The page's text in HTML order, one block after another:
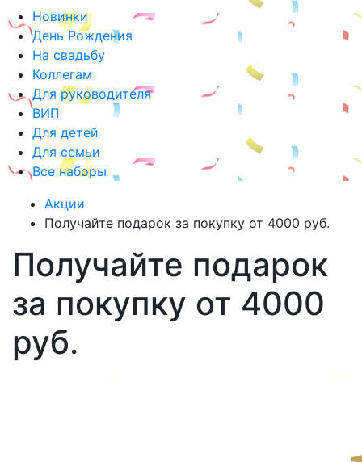
Новинки
День Рождения
На свадьбу
Коллегам
Для руководителя
ВИП
Для детей
Для семьи
Все наборы
Акции
Получайте подарок за покупку от 4000 руб.
Получайте подарок
за покупку от 4000
руб.